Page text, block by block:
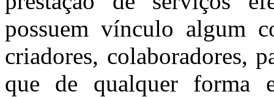
possuem vínculo algum
criadores, colaboradores,
que de qualquer forma